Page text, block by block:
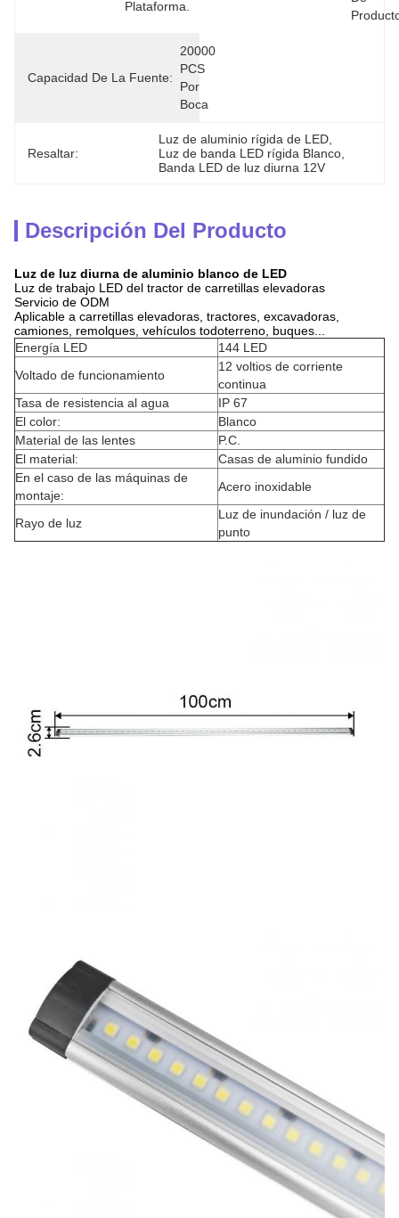
Plataforma.
Capacidad De La Fuente:
20000
PCS
Por
Boca
Resaltar:
Luz de aluminio rígida de LED
Luz de banda LED rígida Blanco
Banda LED de luz diurna 12V
Descripción Del Producto
Luz de luz diurna de aluminio blanco de LED
Luz de trabajo LED del tractor de carretillas elevadoras
Servicio de ODM
Aplicable a carretillas elevadoras, tractores, excavadoras,
camiones, remolques, vehículos todoterreno, buques...
Energía LED
144 LED
Voltado de funcionamiento
12 voltios de corriente
continua
Tasa de resistencia al agua
IP 67
El color:
Blanco
Material de las lentes
P.C.
El material:
Casas de aluminio fundido
En el caso de las máquinas de
montaje:
Acero inoxidable
Rayo de luz
Luz de inundación / luz de
punto